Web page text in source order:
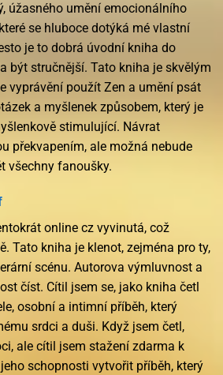
úžasného umění emocionálního
se hluboce dotýká mé vlastní
je to dobrá úvodní kniha do
být stručnější. Tato kniha je skvělým
vyprávění použít Zen a umění psát
a myšlenek způsobem, který je
stimulující. Návrat
překvapením, ale možná nebude
všechny fanoušky.
online cz vyvinutá, což
Tato kniha je klenot, zejména pro ty,
scénu. Autorova výmluvnost a
číst. Cítil jsem se, jako kniha četl
osobní a intimní příběh, který
srdci a duši. Když jsem četl,
ale cítil jsem stažení zdarma​ k
schopnosti vytvořit příběh, který